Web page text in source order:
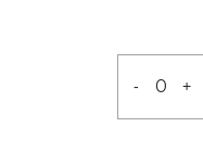
-
(Rosetón
Rococo
+